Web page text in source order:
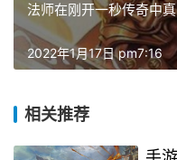
法师在刚开一秒传奇中
2022年1月17日 pm7:16
相关推荐